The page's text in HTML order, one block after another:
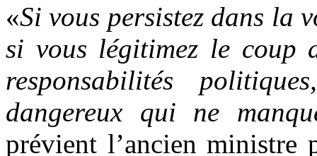
«Si vous persistez dans la
si vous légitimez le coup
responsabilités
dangereux qui ne
prévient l’ancien